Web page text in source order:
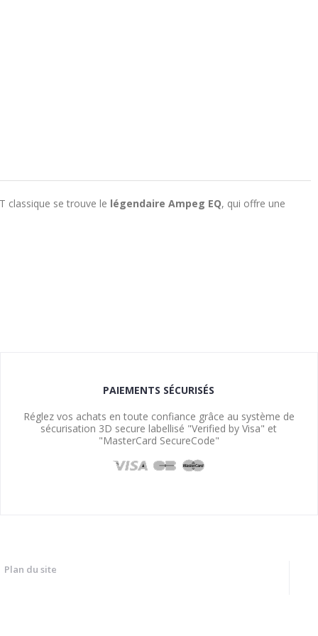
classique se trouve le légendaire Ampeg EQ, qui offre une
PAIEMENTS SÉCURISÉS
Réglez vos achats en toute confiance grâce au système de
sécurisation 3D secure labellisé "Verified by Visa" et
"MasterCard SecureCode"
Plan du site